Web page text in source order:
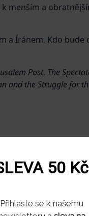
menším a
a Íránem. Kdo
Post, The
and the Struggle for
souborů
50 Kč
Přihlaste se k našemu